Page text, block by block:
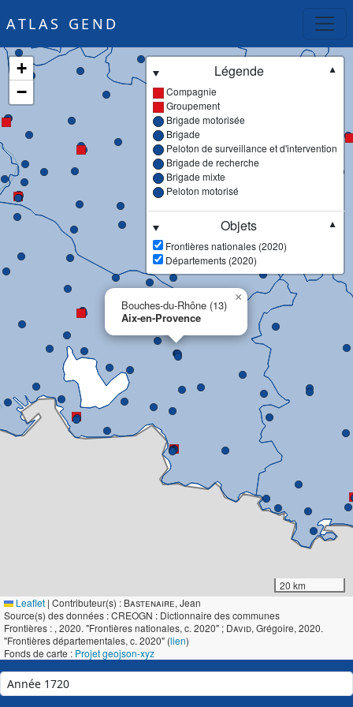
ATLAS GEND
Bouches-du-Rhône (13)
Aix-en-Provence
×
+
−
Légende
▼
Compagnie
Groupement
Brigade motorisée
Brigade
Peloton de surveillance et d'intervention
Brigade de recherche
Brigade mixte
Peloton motorisé
Objets
▼
Frontières nationales (2020)
Départements (2020)
20 km
Leaflet | Contributeur(s) : Bastenaire, Jean
Source(s) des données : CREOGN : Dictionnaire des communes
Frontières : , 2020. "Frontières nationales, c. 2020" ; David, Grégoire, 2020.
"Frontières départementales, c. 2020" (lien)
Fonds de carte : Projet geojson-xyz